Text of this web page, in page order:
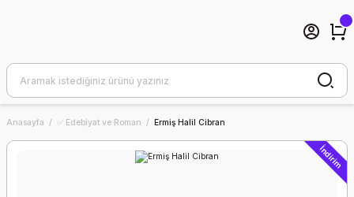
Anasayfa ✅ Edebiyat ve Roman Ermiş Halil Cibran
İndirim